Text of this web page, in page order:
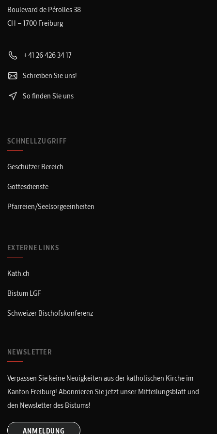
Boulevard de Pérolles 38
CH – 1700 Freiburg
+41 26 426 34 17
Schreiben Sie uns!
So finden Sie uns
SCHNELLZUGRIFF
Geschützer Bereich
Gottesdienste
Pfarreien/Seelsorgeeinheiten
EXTERNE LINKS
Kath.ch
Bistum LGF
Schweizer Bischofskonferenz
NEWSLETTER
Verpassen Sie keine Neuigkeiten aus der katholischen Kirche im
Kanton Freiburg! Abonnieren Sie jetzt unser Mitteilungsblatt und
den Newsletter des Bistums!
ANMELDUNG